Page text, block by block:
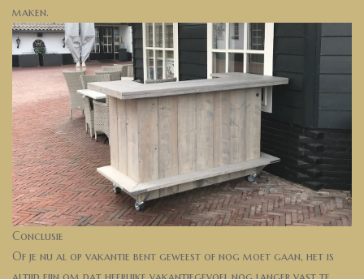
maken.
Conclusie
Of je nu al op vakantie bent geweest of nog moet gaan, het is